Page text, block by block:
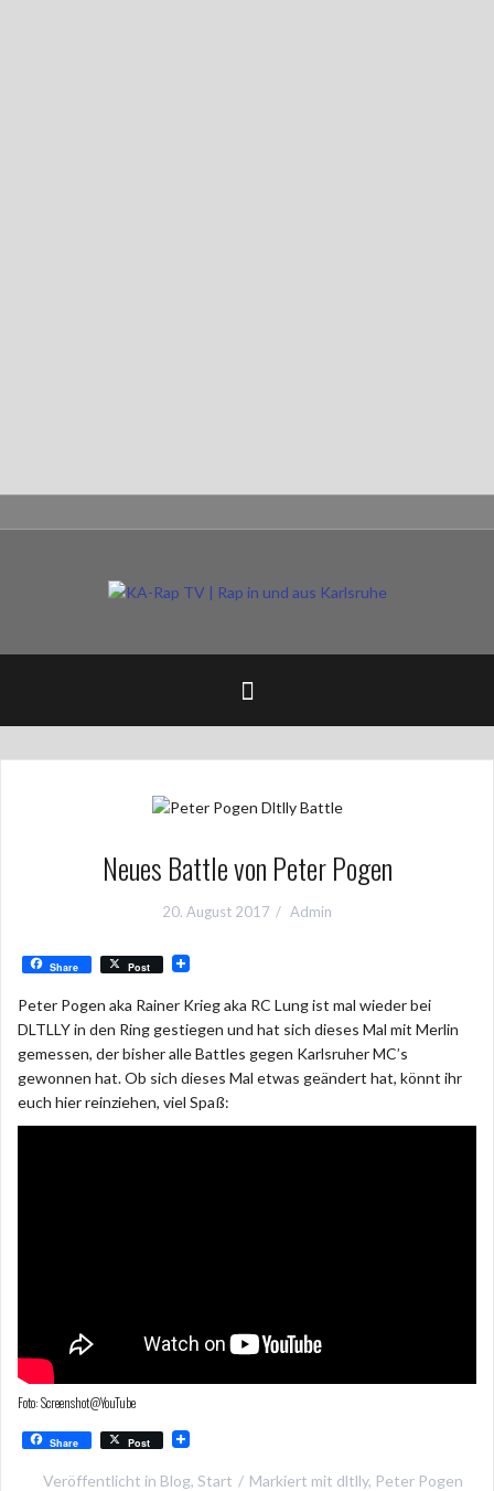
Inhalt
Neues Battle von Peter Pogen
20. August 2017 Admin
Share Post
Peter Pogen aka Rainer Krieg aka RC Lung ist mal wieder bei
DLTLLY in den Ring gestiegen und hat sich dieses Mal mit Merlin
gemessen, der bisher alle Battles gegen Karlsruher MC’s
gewonnen hat. Ob sich dieses Mal etwas geändert hat, könnt ihr
euch hier reinziehen, viel Spaß:
Foto: Screenshot@YouTube
Share Post
Veröffentlicht in Blog, Start Markiert mit dltlly, Peter Pogen